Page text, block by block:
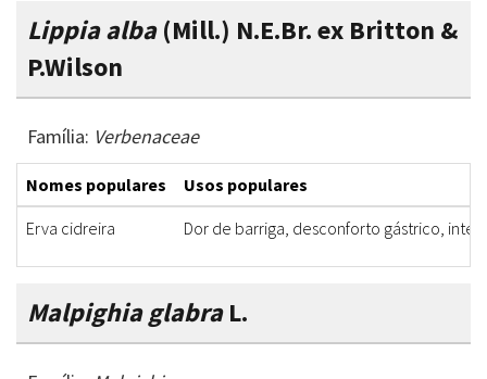
Lippia alba(Mill.) N.E.Br. ex Britton &
P.Wilson
Família: Verbenaceae
Nomes populares
Usos populares
Erva cidreira
Dor de barriga, desconforto gástrico,
Malpighia glabraL.